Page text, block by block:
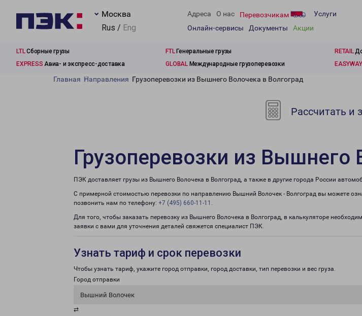
Москва
Rus / Eng
Адреса О нас Перевозчикам
Услуги
Онлайн-сервисы
Документы Акции
LTLСборные грузы FTLГенеральные грузы RETAIL
EXPRESS Авиа- и экспресс-доставка GLOBALМеждународные грузоперевозки EASYWAY
Главная Направления Грузоперевозки из Вышнего Волочека в Волгоград
Рассчитать и
Грузоперевозки из Вышнего
ПЭК доставляет грузы из Вышнего Волочека в Волгоград, а также в другие города России
С примерной стоимостью перевозки по направлению Вышний Волочек - Волгоград вы можете
позвонить нам по телефону: +7 (495) 660-11-11 .
Для того, чтобы заказать перевозку из Вышнего Волочека в Волгоград, в калькуляторе
заявки с вами для уточнения деталей свяжется специалист ПЭК.
Узнать тариф и срок перевозки
Чтобы узнать тариф, укажите город отправки, город доставки, тип перевозки и вес груза.
Город отправки
Вышний Волочек
⇄